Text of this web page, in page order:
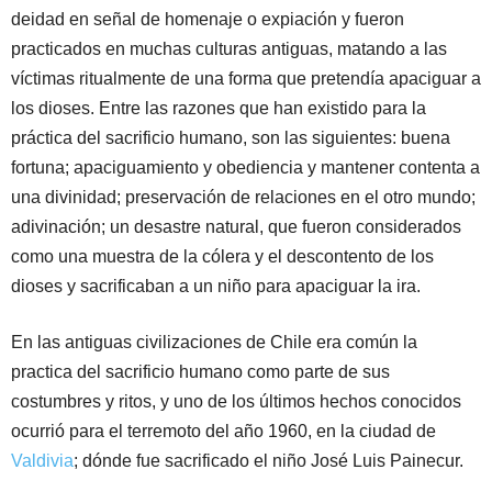
deidad en señal de homenaje o expiación y fueron
practicados en muchas culturas antiguas, matando a las
víctimas ritualmente de una forma que pretendía apaciguar a
los dioses. Entre las razones que han existido para la
práctica del sacrificio humano, son las siguientes: buena
fortuna; apaciguamiento y obediencia y mantener contenta a
una divinidad; preservación de relaciones en el otro mundo;
adivinación; un desastre natural, que fueron considerados
como una muestra de la cólera y el descontento de los
dioses y sacrificaban a un niño para apaciguar la ira.
En las antiguas civilizaciones de Chile era común la
practica del sacrificio humano como parte de sus
costumbres y ritos, y uno de los últimos hechos conocidos
ocurrió para el terremoto del año 1960, en la ciudad de
Valdivia; dónde fue sacrificado el niño José Luis Painecur.